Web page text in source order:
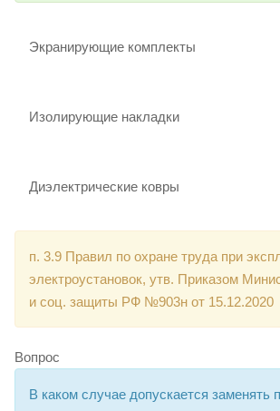
Экранирующие комплекты
Изолирующие накладки
Диэлектрические ковры
п. 3.9 Правил по охране труда при
электроустановок, утв. Приказом
и соц. защиты РФ №903н от 15.12.2020
Вопрос
В каком случае допускается заменять